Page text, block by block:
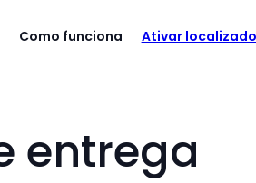
Como funciona Ativar
entrega